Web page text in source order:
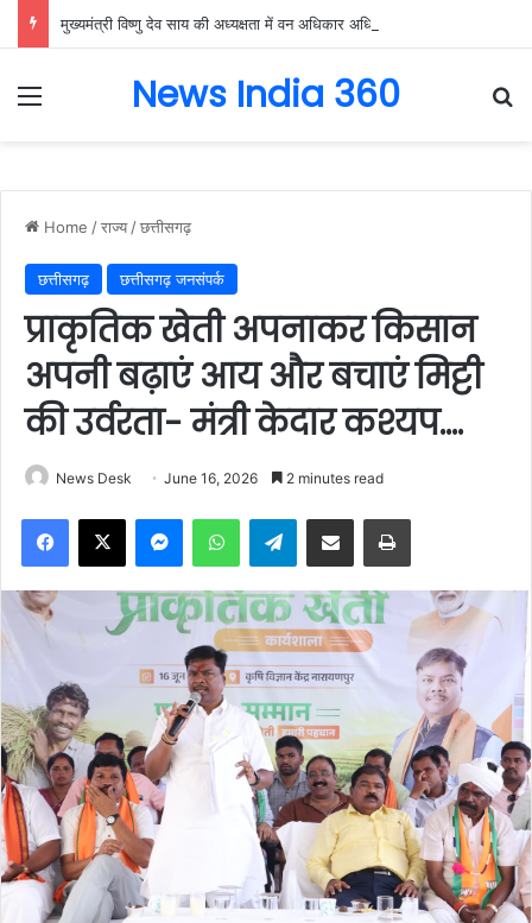
Menu News India 360
Home /राज्य /छत्तीसगढ़
छत्तीसगढ़ छत्तीसगढ़ जनसंपर्क
प्राकृतिक खेती अपनाकर किसान
अपनी बढ़ाएं आय और बचाएं मिट्टी
की उर्वरता- मंत्री केदार कश्यप….
News Desk June 16, 2026 2 minutes read
Facebook
X MessengerWhatsAppTelegramShare via Email Print